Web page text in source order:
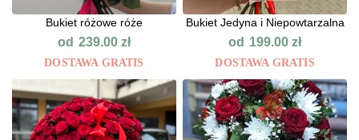
Bukiet różowe róże
od 239.00 zł
DOSTAWA GRATIS
Bukiet Jedyna i Niepowtarzalna
od 199.00zł
DOSTAWA GRATIS